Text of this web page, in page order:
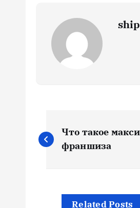
Н
а
Что такое
франшиза
Related Posts